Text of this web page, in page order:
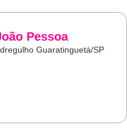
Pessoa
Guaratinguetá/SP